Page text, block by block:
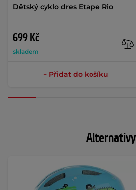
Dětský cyklo dres Etape Rio
699 Kč
skladem
+ Přidat do košíku
Alternativy